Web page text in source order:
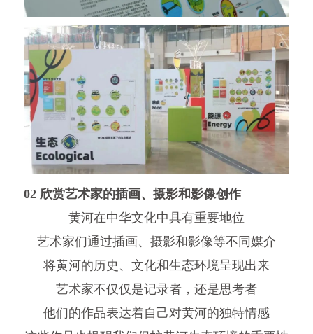
02 欣赏艺术家的插画、摄影和影像创作
黄河在中华文化中具有重要地位
艺术家们通过插画、摄影和影像等不同媒介
将黄河的历史、文化和生态环境呈现出来
艺术家不仅仅是记录者，还是思考者
他们的作品表达着自己对黄河的独特情感